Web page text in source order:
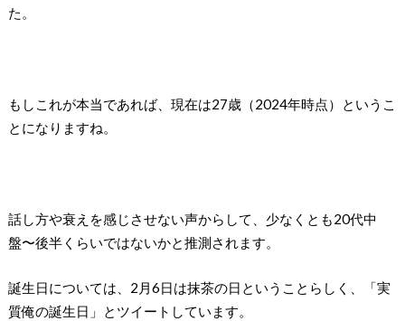
た。
もしこれが本当であれば、現在は27歳（2024年時点）というこ
とになりますね。
話し方や衰えを感じさせない声からして、少なくとも20代中
盤〜後半くらいではないかと推測されます。
誕生日については、2月6日は抹茶の日ということらしく、「実
質俺の誕生日」とツイートしています。